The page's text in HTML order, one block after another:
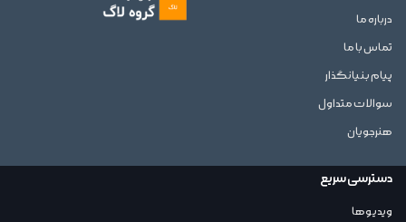
درباره ما
تماس با ما
پیام بنیانگذار
سوالات متداول
هنرجویان
دسترسی سریع
ویدیوها